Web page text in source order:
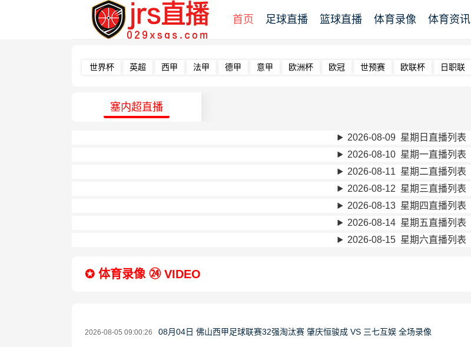
首页 足球直播 篮球直播 体育录像 体育资讯
世界杯 英超 西甲 法甲 德甲 意甲 欧洲杯 欧冠 世预赛 欧联杯 日职联
塞内超直播
2026-08-09 星期日直播列表
2026-08-10 星期一直播列表
2026-08-11 星期二直播列表
2026-08-12 星期三直播列表
2026-08-13 星期四直播列表
2026-08-14 星期五直播列表
2026-08-15 星期六直播列表
✪ 体育录像 ㉔ VIDEO
2026-08-05 09:00:26 08月04日 佛山西甲足球联赛32强淘汰赛 肇庆恒骏成 VS 三七互娱 全场录像